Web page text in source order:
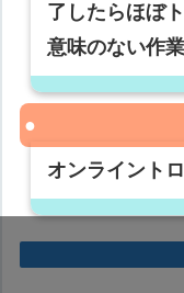
了したらほぼ
意味のない作
オンライント